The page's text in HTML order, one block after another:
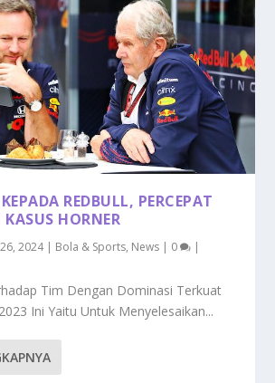
REDBULL, PERCEPAT
HORNER
2024| Bola & Sports, News | 0 |
Tim Dengan Dominasi Terkuat
Ini Yaitu Untuk Menyelesaikan...